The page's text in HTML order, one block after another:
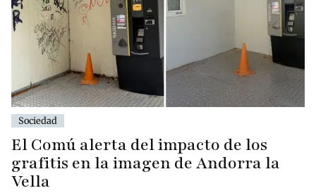
Sociedad
El Comú alerta del impacto de los
grafitis en la imagen de Andorra la
Vella